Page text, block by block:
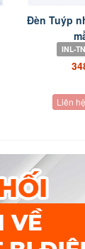
Đèn Tuýp
INL-
Liên hệ